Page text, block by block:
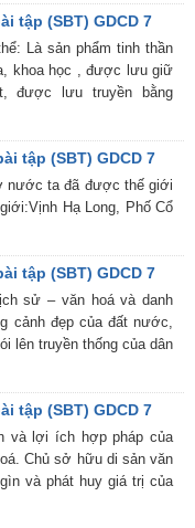
tập (SBT) GDCD 7
Là sản phẩm tinh thần
khoa học , được lưu giữ
được lưu truyền bằng
tập (SBT) GDCD 7
nước ta đã được thế giới
Hạ Long, Phố Cổ
tập (SBT) GDCD 7
sử – văn hoá và danh
cảnh đẹp của đất nước,
lên truyền thống của dân
tập (SBT) GDCD 7
và lợi ích hợp pháp của
Chủ sở hữu di sản văn
và phát huy giá trị của